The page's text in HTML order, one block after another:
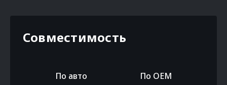
Совместимость
По авто По OEM